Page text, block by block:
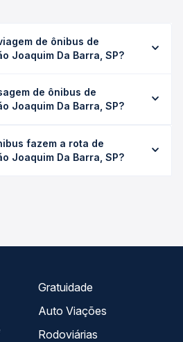
de ônibus de
Joaquim Da Barra, SP?
1h 28min, podendo variar
de serviço (convencional,
na data desejada.
de ônibus de
Joaquim Da Barra, SP?
custa em média R$ 38,89 e
viagem, a empresa, o tipo de
fazem a rota de
Joaquim Da Barra, SP?
Gratuidade
Auto Viações
Rodoviárias